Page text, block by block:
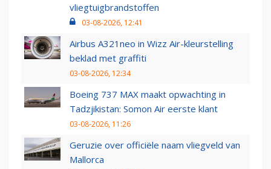
vliegtuigbrandstoffen
03-08-2026, 12:41
Airbus A321neo in Wizz Air-kleurstelling
beklad met graffiti
03-08-2026, 12:34
Boeing 737 MAX maakt opwachting in
Tadzjikistan: Somon Air eerste klant
03-08-2026, 11:26
Geruzie over officiële naam vliegveld van
Mallorca